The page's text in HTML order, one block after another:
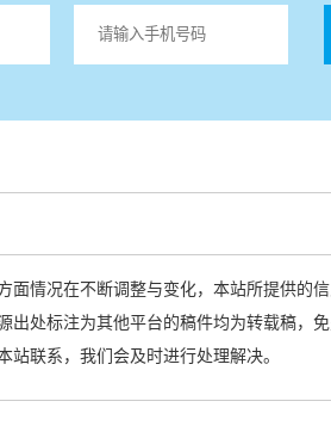
面情况在不断调整与变化，本站所提供的
出处标注为其他平台的稿件均为转载稿
站联系，我们会及时进行处理解决。